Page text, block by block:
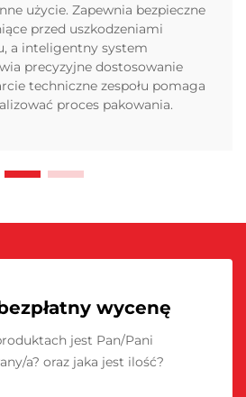
użycie. Zapewnia bezpieczne
przed uszkodzeniami
a inteligentny system
precyzyjne dostosowanie
techniczne zespołu pomaga
proces pakowania.
wycenę
jest Pan/Pani
a? oraz jaka jest ilość?